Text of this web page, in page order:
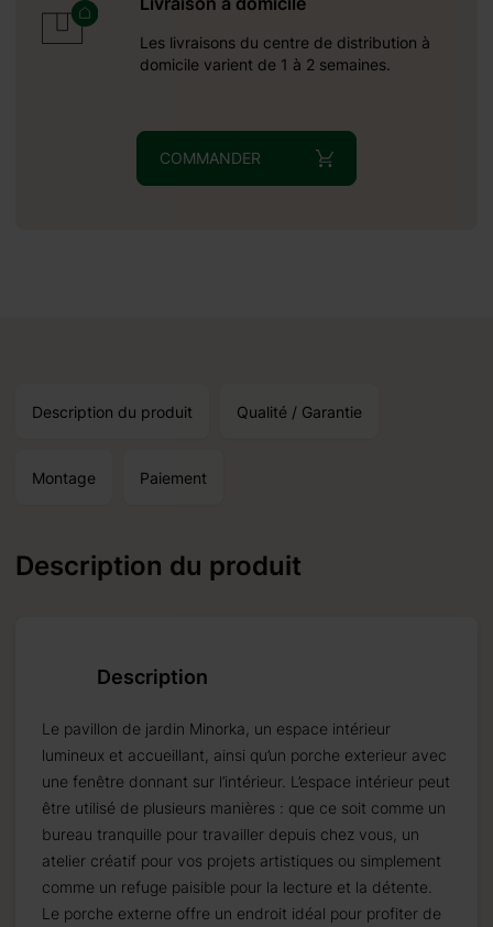
Les livraisons du centre de distribution à
domicile varient de 1 à 2 semaines.
COMMANDER
Description du produit Qualité / Garantie
Montage Paiement
Description du produit
Description
Le pavillon de jardin Minorka, un espace intérieur
lumineux et accueillant, ainsi qu’un porche exterieur avec
une fenêtre donnant sur l’intérieur. L’espace intérieur peut
être utilisé de plusieurs manières : que ce soit comme un
bureau tranquille pour travailler depuis chez vous, un
atelier créatif pour vos projets artistiques ou simplement
comme un refuge paisible pour la lecture et la détente.
Le porche externe offre un endroit idéal pour profiter de
pour les